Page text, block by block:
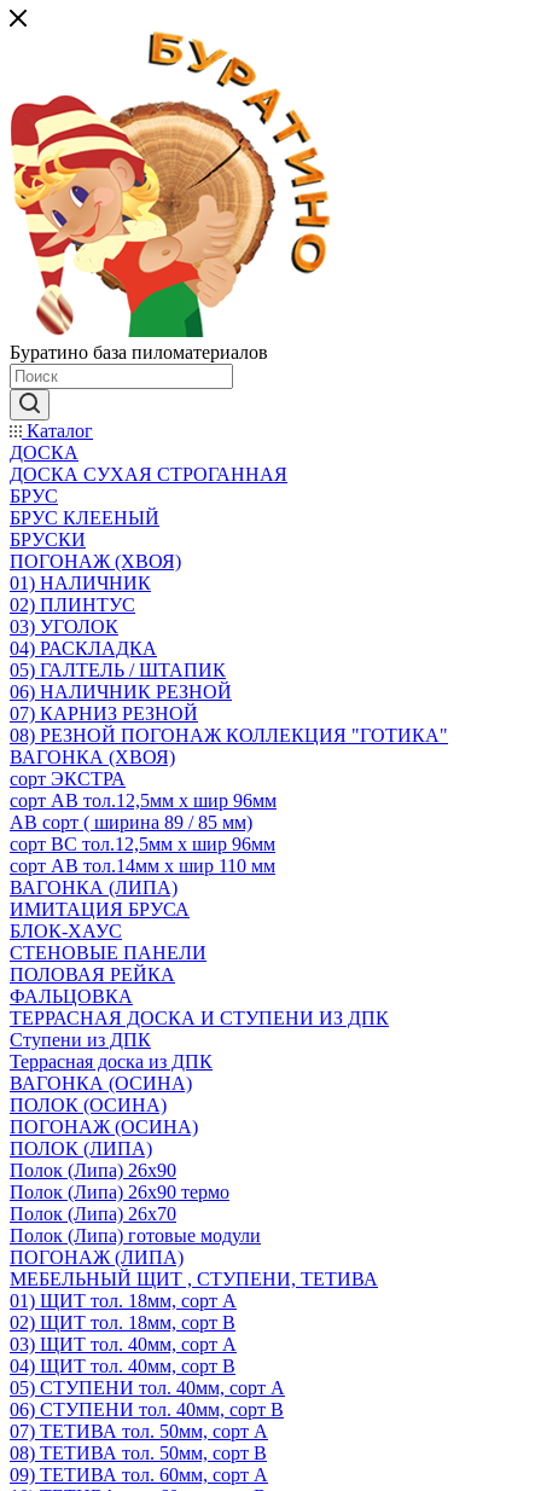
Буратино база пиломатериалов
Каталог
ДОСКА
ДОСКА СУХАЯ СТРОГАННАЯ
БРУС
БРУС КЛЕЕНЫЙ
БРУСКИ
ПОГОНАЖ (ХВОЯ)
01) НАЛИЧНИК
02) ПЛИНТУС
03) УГОЛОК
04) РАСКЛАДКА
05) ГАЛТЕЛЬ / ШТАПИК
06) НАЛИЧНИК РЕЗНОЙ
07) КАРНИЗ РЕЗНОЙ
08) РЕЗНОЙ ПОГОНАЖ КОЛЛЕКЦИЯ "ГОТИКА"
ВАГОНКА (ХВОЯ)
сорт ЭКСТРА
сорт АВ тол.12,5мм х шир 96мм
АВ сорт ( ширина 89 / 85 мм)
сорт ВС тол.12,5мм х шир 96мм
сорт АВ тол.14мм х шир 110 мм
ВАГОНКА (ЛИПА)
ИМИТАЦИЯ БРУСА
БЛОК-ХАУС
СТЕНОВЫЕ ПАНЕЛИ
ПОЛОВАЯ РЕЙКА
ФАЛЬЦОВКА
ТЕРРАСНАЯ ДОСКА И СТУПЕНИ ИЗ ДПК
Ступени из ДПК
Террасная доска из ДПК
ВАГОНКА (ОСИНА)
ПОЛОК (ОСИНА)
ПОГОНАЖ (ОСИНА)
ПОЛОК (ЛИПА)
Полок (Липа) 26х90
Полок (Липа) 26х90 термо
Полок (Липа) 26х70
Полок (Липа) готовые модули
ПОГОНАЖ (ЛИПА)
МЕБЕЛЬНЫЙ ЩИТ , СТУПЕНИ, ТЕТИВА
01) ЩИТ тол. 18мм, сорт А
02) ЩИТ тол. 18мм, сорт В
03) ЩИТ тол. 40мм, сорт А
04) ЩИТ тол. 40мм, сорт В
05) СТУПЕНИ тол. 40мм, сорт А
06) СТУПЕНИ тол. 40мм, сорт В
07) ТЕТИВА тол. 50мм, сорт А
08) ТЕТИВА тол. 50мм, сорт В
09) ТЕТИВА тол. 60мм, сорт А